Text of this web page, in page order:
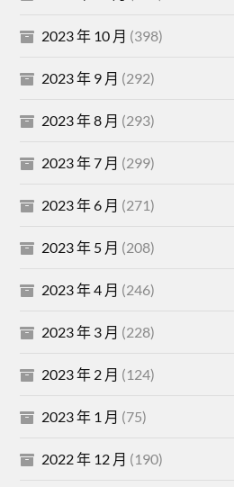
2023 年 10 月 (398)
2023 年 9 月 (292)
2023 年 8 月 (293)
2023 年 7 月 (299)
2023 年 6 月 (271)
2023 年 5 月 (208)
2023 年 4 月 (246)
2023 年 3 月 (228)
2023 年 2 月 (124)
2023 年 1 月 (75)
2022 年 12 月 (190)